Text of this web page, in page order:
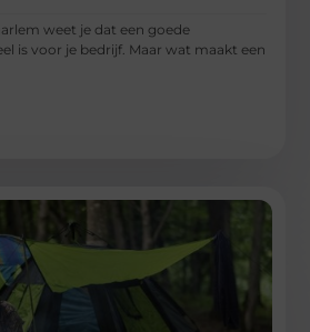
weet je dat een goede
is voor je bedrijf. Maar wat maakt een